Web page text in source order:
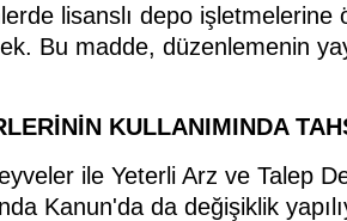
lisanslı depo
Bu madde, düzenlemenin
KULLANIMINDA
ile Yeterli Arz ve Talep
Kanun'da da değişiklik